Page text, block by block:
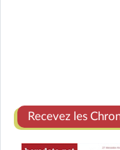
Recevez les